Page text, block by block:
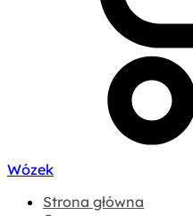
Wózek
Strona główna